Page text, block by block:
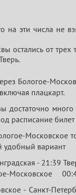
на эти числа не
остались от
Бологое-
плацкарт.
достаточно много
расписание
Московское
удобный вариант
- 21:39
Московское
- Санкт-